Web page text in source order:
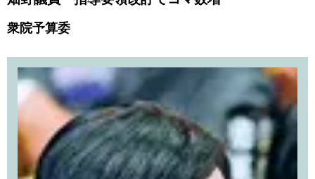
衆院予算委